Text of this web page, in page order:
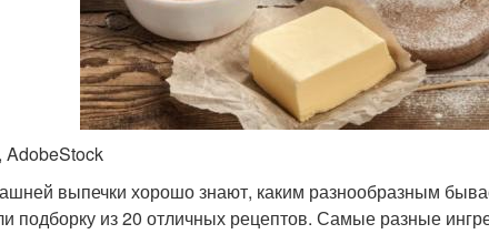
AdobeStock
выпечки хорошо знают, каким разнообразным
подборку из 20 отличных рецептов. Самые разные